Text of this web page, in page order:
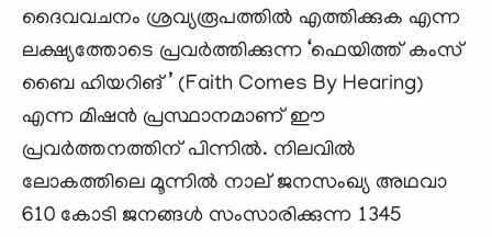
ദൈവവചനം ശ്രവ്യരൂപത്തിൽ എത്തിക്കുക എന്ന
ലക്ഷ്യത്തോടെ പ്രവർത്തിക്കുന്ന ‘ഫെയിത്ത് കംസ്
ബൈ ഹിയറിങ്’ (Faith Comes By Hearing)
എന്ന മിഷൻ പ്രസ്ഥാനമാണ് ഈ
പ്രവർത്തനത്തിന് പിന്നിൽ. നിലവിൽ
ലോകത്തിലെ മൂന്നിൽ നാല് ജനസംഖ്യ അഥവാ
610 കോടി ജനങ്ങൾ സംസാരിക്കുന്ന 1345